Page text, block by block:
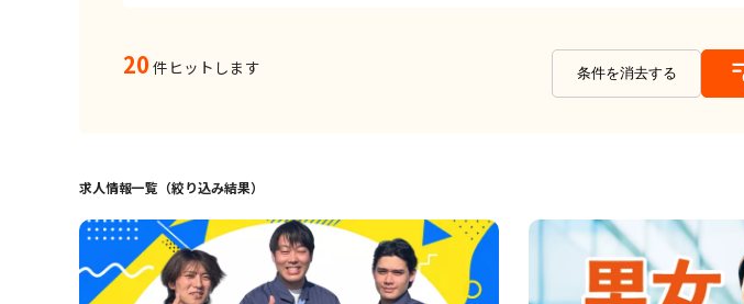
20 件ヒットします 条件を消去する
求人情報一覧（絞り込み結果）